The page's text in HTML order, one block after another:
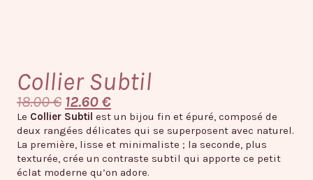
Collier Subtil
18.00€ 12.60€
Le Collier Subtil est un bijou fin et épuré, composé de
deux rangées délicates qui se superposent avec naturel.
La première, lisse et minimaliste ; la seconde, plus
texturée, crée un contraste subtil qui apporte ce petit
éclat moderne qu’on adore.